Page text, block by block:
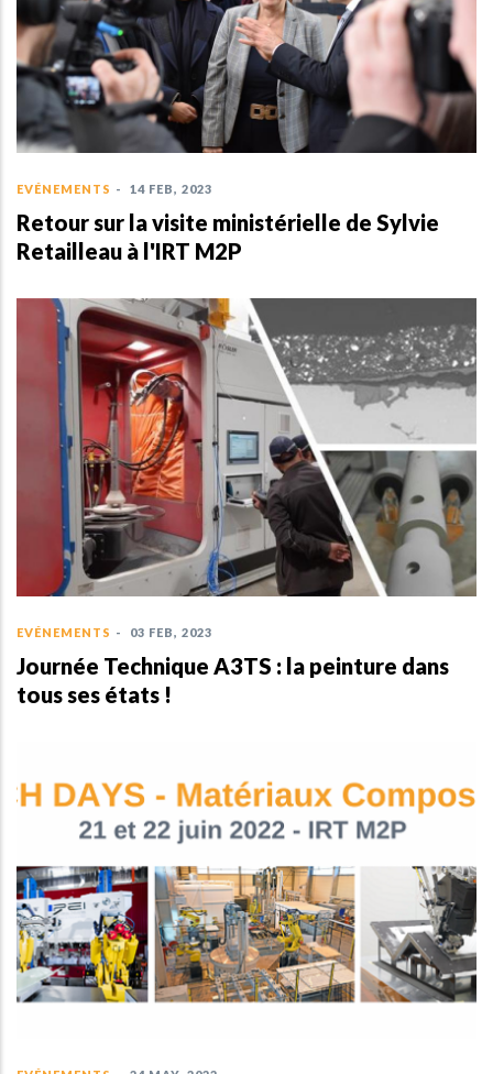
EVÉNEMENTS - 14 FEB, 2023
Retour sur la visite ministérielle de Sylvie
Retailleau à l'IRT M2P
EVÉNEMENTS - 03 FEB, 2023
Journée Technique A3TS : la peinture dans
tous ses états !